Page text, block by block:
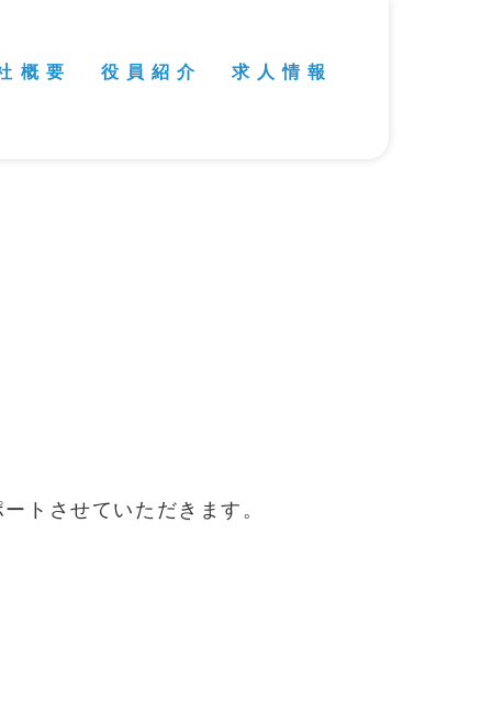
概 要 役 員 紹 介 求 人 情 報
トさせていただきます。